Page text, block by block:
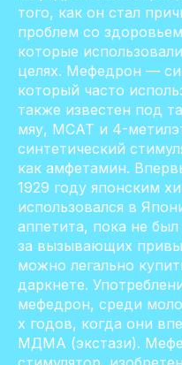
того, как он стал
проблем со
которые
целях. Мефедрон —
который часто
также известен под
мяу, MCAT и 4-
синтетический
как амфетамин.
1929 году японским
использовался в
аппетита, пока не
за вызывающих
можно легально
даркнете.
мефедрон, среди
х годов, когда они
МДМА (экстази).